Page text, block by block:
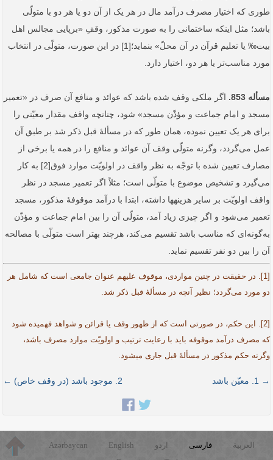
طوری که اختیار مصرف درآمد مال در هر یک از آن ‌دو یا هر دو با متولّی
باشد؛ مثل اینکه ساختمانی را به صورت مذکور، وقفِ «برپایی مجالس اهل
بیت‰ یا تعلیم قرآن در آن محلّ» بنماید؛[1] در این صورت، متولّی در انتخاب
مورد مناسب‌تر یا هر دو، اختیار دارد.
مسأله 853.
اگر ملکی وقف شده باشد که عوائد و منافع آن صرف در «تعمیر
مسجد و امام جماعت و مؤذّن مسجد» شود، چنانچه واقف مقدار معیّنی را
برای هر یک تعیین نموده، همان‌ طور که در مسألۀ قبل ذکر شد بر طبق آن
عمل می‌گردد، وگرنه متولّی وقف آن عوائد و منافع را در همه یا برخی از
مصارف تعیین شده با توجّه به نظر واقف در اولویّت موارد فوق[2] به کار
می‌گیرد و تشخیص موضوع با متولّی است؛ مثلاً اگر تعمیر مسجد در نظر
واقف اولویّت بر سایر هزینه­ها داشته، ابتدا با درآمد موقوفۀ مذکور، مسجد
تعمیر می‌شود و اگر چیزی زیاد آمد، متولّی آن را بین امام جماعت و مؤذّن
به‌گونه‌ای که مناسب باشد تقسیم می‌کند، هرچند بهتر است متولّی با مصالحه
آن را بین دو نفر تقسیم نماید.
[1]. در حقیقت در چنین مواردی، موقوف علیهم عنوان جامعی است که شامل هر
دو مورد می‌گردد؛ نظیر آنچه در مسألۀ قبل ذکر شد.
[2]. این حکم، در صورتی است که از ظهور وقف یا قرائن و شواهد فهمیده شود
که مصرف درآمد موقوفه باید با رعایت ترتیب و اولویّت موارد مصرف باشد،
و‌گرنه حکم مذکور در مسألۀ قبل جاری می­شود.
2. موجود باشد (در وقف خاص) ← → 1. معیّن باشد
العربية فارسی اردو English
Azərbaycan